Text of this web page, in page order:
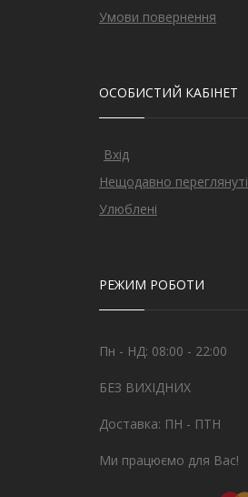
Умови повернення
ОСОБИСТИЙ КАБІНЕТ
Вхід
Нещодавно переглянуті
Улюблені
РЕЖИМ РОБОТИ
Пн - НД: 08:00 - 22:00
БЕЗ ВИХІДНИХ
Доставка: ПН - ПТН
Ми працюємо для Вас!